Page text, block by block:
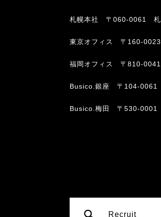
札幌本社 〒060-0061 札
東京オフィス 〒160-
福岡オフィス 〒810-
Busico.銀座 〒104-0061
Busico.梅田 〒530-0001
Recruit